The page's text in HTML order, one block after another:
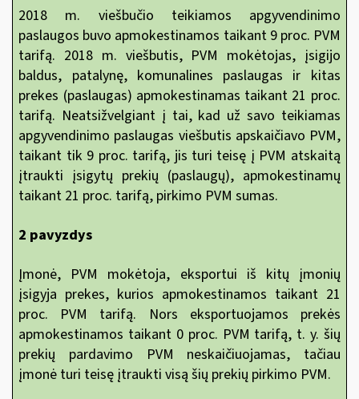
2018 m. viešbučio teikiamos apgyvendinimo
paslaugos buvo apmokestinamos taikant 9 proc. PVM
tarifą. 2018 m. viešbutis, PVM mokėtojas, įsigijo
baldus, patalynę, komunalines paslaugas ir kitas
prekes (paslaugas) apmokestinamas taikant 21 proc.
tarifą. Neatsižvelgiant į tai, kad už savo teikiamas
apgyvendinimo paslaugas viešbutis apskaičiavo PVM,
taikant tik 9 proc. tarifą, jis turi teisę į PVM atskaitą
įtraukti įsigytų prekių (paslaugų), apmokestinamų
taikant 21 proc. tarifą, pirkimo PVM sumas.
2 pavyzdys
Įmonė, PVM mokėtoja, eksportui iš kitų įmonių
įsigyja prekes, kurios apmokestinamos taikant 21
proc. PVM tarifą. Nors eksportuojamos prekės
apmokestinamos taikant 0 proc. PVM tarifą, t. y. šių
prekių pardavimo PVM neskaičiuojamas, tačiau
įmonė turi teisę įtraukti visą šių prekių pirkimo PVM.